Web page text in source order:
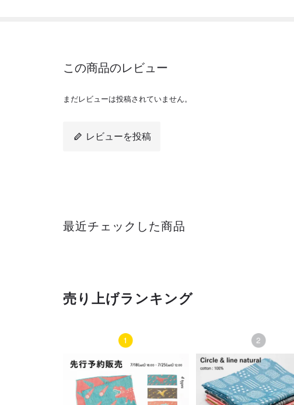
この商品のレビュー
まだレビューは投稿されていません。
レビューを投稿
最近チェックした商品
売り上げランキング